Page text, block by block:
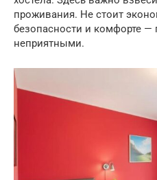
проживания. Не стоит
безопасности и комфорте —
неприятными.